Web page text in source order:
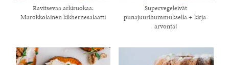
Ravitsevaa arkiruokaa:
Marokkolainen kikhernesalaatti
Supervegeleivät
punajuurihummuksella + kirja-
arvonta!